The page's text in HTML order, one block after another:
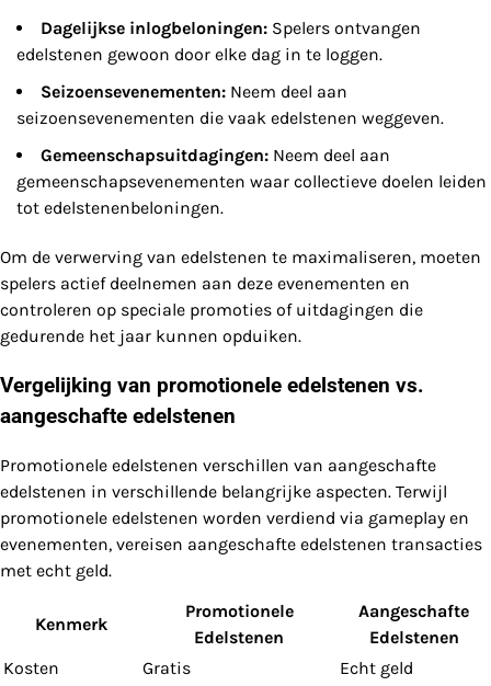
Dagelijkse inlogbeloningen: Spelers ontvangen
edelstenen gewoon door elke dag in te loggen.
Seizoensevenementen: Neem deel aan
seizoensevenementen die vaak edelstenen weggeven.
Gemeenschapsuitdagingen: Neem deel aan
gemeenschapsevenementen waar collectieve doelen leiden
tot edelstenenbeloningen.
Om de verwerving van edelstenen te maximaliseren, moeten
spelers actief deelnemen aan deze evenementen en
controleren op speciale promoties of uitdagingen die
gedurende het jaar kunnen opduiken.
Vergelijking van promotionele edelstenen vs.
aangeschafte edelstenen
Promotionele edelstenen verschillen van aangeschafte
edelstenen in verschillende belangrijke aspecten. Terwijl
promotionele edelstenen worden verdiend via gameplay en
evenementen, vereisen aangeschafte edelstenen transacties
met echt geld.
Kenmerk
Promotionele
Edelstenen
Aangeschafte
Edelstenen
Kosten
Gratis Echt geld